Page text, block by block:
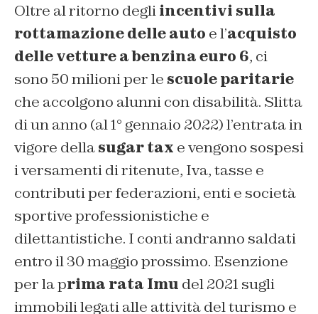
Oltre al ritorno degliincentivi sulla
rottamazione delle auto e l’acquisto
delle vetture a benzina euro 6, ci
sono 50 milioni per le scuole paritarie
che accolgono alunni con disabilità. Slitta
di un anno (al 1° gennaio 2022) l’entrata in
vigore dellasugar tax e vengono sospesi
i versamenti di ritenute, Iva, tasse e
contributi per federazioni, enti e società
sportive professionistiche e
dilettantistiche. I conti andranno saldati
entro il 30 maggio prossimo. Esenzione
per la prima rata Imu del 2021 sugli
immobili legati alle attività del turismo e